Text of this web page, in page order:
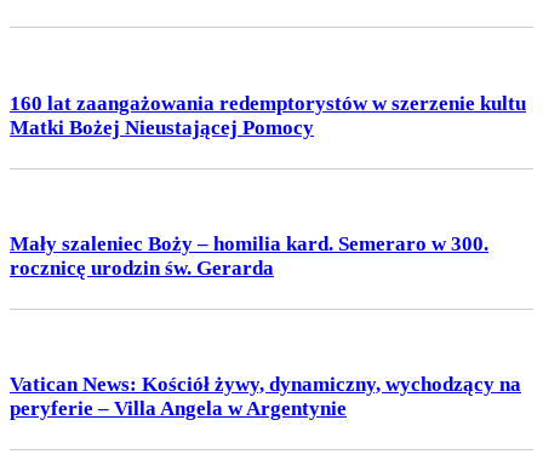
160 lat zaangażowania redemptorystów w szerzenie kultu
Matki Bożej Nieustającej Pomocy
Mały szaleniec Boży – homilia kard. Semeraro w 300.
rocznicę urodzin św. Gerarda
Vatican News: Kościół żywy, dynamiczny, wychodzący na
peryferie – Villa Angela w Argentynie